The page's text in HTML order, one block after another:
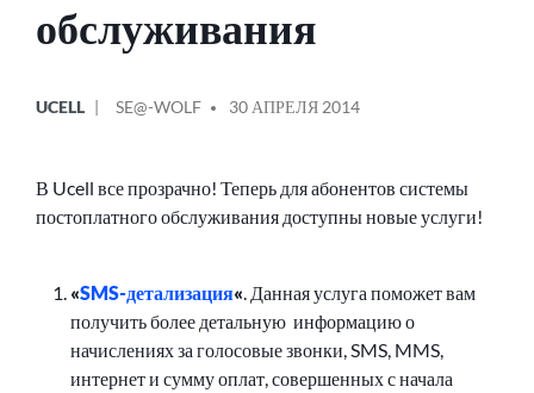
обслуживания
В
UCELL
ОТ
SE@-WOLF 30 АПРЕЛЯ 2014
В Ucell все прозрачно! Теперь для абонентов системы
постоплатного обслуживания доступны новые услуги!
«SMS-детализация«. Данная услуга поможет вам
получить более детальную информацию о
начислениях за голосовые звонки, SMS, MMS,
интернет и сумму оплат, совершенных с начала